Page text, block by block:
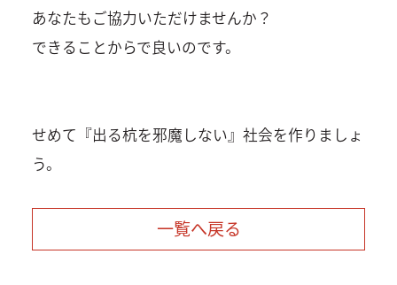
あなたもご協力いただけませんか？
できることからで良いのです。
せめて『出る杭を邪魔しない』社会を作りましょ
う。
一覧へ戻る